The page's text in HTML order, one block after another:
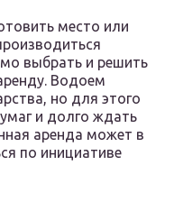
место или
выбрать и решить
Водоем
но для этого
и долго ждать
аренда может в
по инициативе